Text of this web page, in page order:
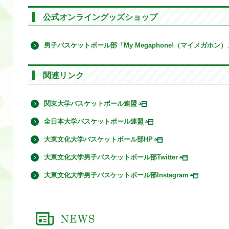
公式オンライングッズショップ
男子バスケットボール部「My Megaphone!（マイメガホン）
関連リンク
関東大学バスケットボール連盟
全日本大学バスケットボール連盟
大東文化大学バスケットボール部HP
大東文化大学男子バスケットボール部Twitter
大東文化大学男子バスケットボール部Instagram